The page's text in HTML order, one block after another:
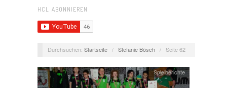
HCL ABONNIEREN
Durchsuchen: Startseite / Stefanie Bösch / Seite 62
Spielberichte